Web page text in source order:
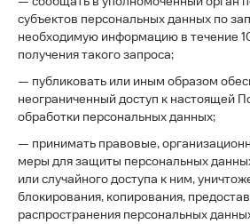
субъектов персональных данных по
необходимую информацию в течение
получения такого запроса;
— публиковать или иным образом
неограниченный доступ к настоящей
обработки персональных данных;
— принимать правовые,
меры для защиты персональных
или случайного доступа к ним,
блокирования, копирования,
распространения персональных